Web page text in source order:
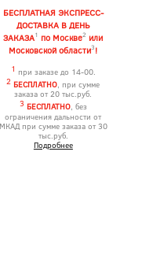
БЕСПЛАТНАЯ ЭКСПРЕСС-
ДОСТАВКА В ДЕНЬ
ЗАКАЗА1 по Москве2 или
Московской области3!
1 при заказе до 14-00.
2 БЕСПЛАТНО, при сумме
заказа от 20 тыс.руб.
3 БЕСПЛАТНО, без
ограничения дальности от
МКАД при сумме заказа от 30
тыс.руб.
Подробнее